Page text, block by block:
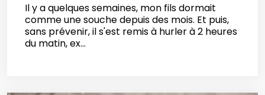
Il y a quelques semaines, mon fils dormait
comme une souche depuis des mois. Et puis,
sans prévenir, il s'est remis à hurler à 2 heures
du matin, ex...